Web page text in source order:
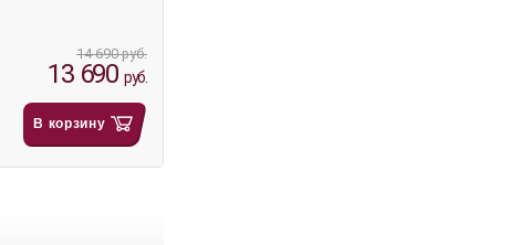
14 690 руб.
13 690 руб.
В корзину